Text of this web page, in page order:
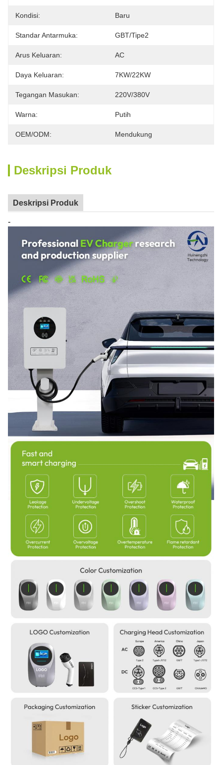
Kondisi: Baru
Standar Antarmuka: GBT/Tipe2
Arus Keluaran: AC
Daya Keluaran: 7KW/22KW
Tegangan Masukan: 220V/380V
Warna: Putih
OEM/ODM: Mendukung
Deskripsi Produk
Deskripsi Produk
-